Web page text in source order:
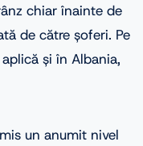
chiar înainte de
de către șoferi. Pe
și în Albania,
un anumit nivel